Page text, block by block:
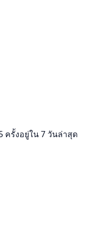
ครั้งอยู่ใน 7 วันล่าสุด